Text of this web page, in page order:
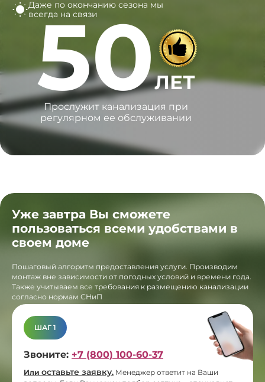
Даже по окончанию сезона мы
всегда на связи
50ЛЕТ
Прослужит канализация при
регулярном ее обслуживании
Уже завтра Вы сможете
пользоваться всеми удобствами в
своем доме
Пошаговый алгоритм предоставления услуги. Производим
монтаж вне зависимости от погодных условий и времени года.
Также учитываем все требования к размещению канализации
согласно нормам СНиП
ШАГ 1
Звоните: +7 (800) 100-60-37
Или оставьте заявку. Менеджер ответит на Ваши